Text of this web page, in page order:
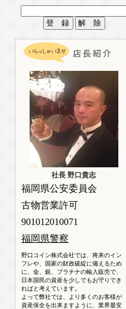
社長 野口貴志
福岡県公安委員会
古物営業許可
901012010071
福岡県警察
野口コイン株式会社では、将来のイン
フレや、国家の財政破綻に備えるため
に、金、銀、プラチナの輸入販売で、
日本国民の資産を少しでもお守りでき
ればと考えています。
よって弊社では、より多くのお客様が
資産保全を出来ますように、業界最安